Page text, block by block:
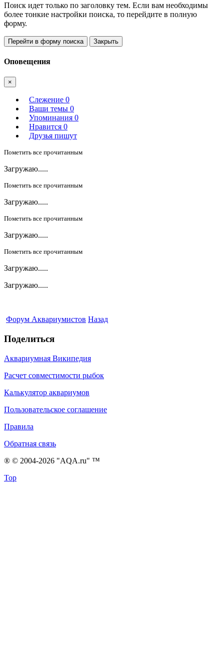
Поиск идет только по заголовку тем. Если вам необходимы
более тонкие настройки поиска, то перейдите в полную
форму.
Перейти в форму поиска Закрыть
Оповещения
×
Слежение 0
Ваши темы 0
Упоминания 0
Нравится 0
Друзья пишут
Пометить все прочитанным
Загружаю.....
Пометить все прочитанным
Загружаю.....
Пометить все прочитанным
Загружаю.....
Пометить все прочитанным
Загружаю.....
Загружаю.....
Форум Аквариумистов Назад
Поделиться
Аквариумная Википедия
Расчет совместимости рыбок
Калькулятор аквариумов
Пользовательское соглашение
Правила
Обратная связь
® © 2004-2026 "AQA.ru" ™
Top